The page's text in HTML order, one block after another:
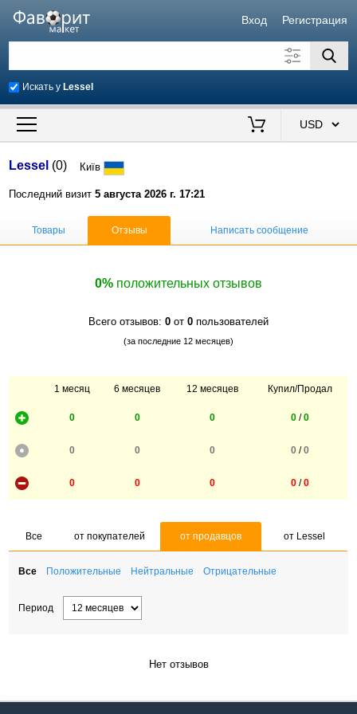
Вход Регистрация
Искать у Lessel
Искать также в описании
Продавец
Lessel (0) Київ
Последний визит5 августа 2026 г. 17:21
Товары Отзывы Написать сообщение
0% положительных отзывов
Всего отзывов: 0 от 0 пользователей
(за последние 12 месяцев)
1 месяц 6 месяцев 12 месяцев Купил/Продал
0 0 0 0/0
0 0 0 0/0
0 0 0 0/0
Все от покупателей от продавцов от Lessel
Все Положительные Нейтральные Отрицательные
Период
Нет отзывов